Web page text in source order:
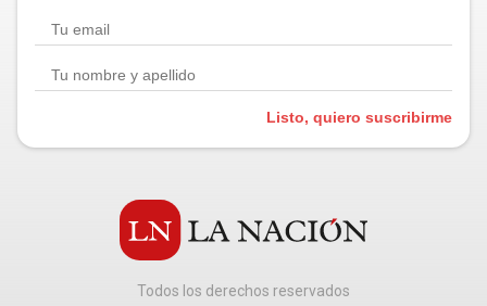
Listo, quiero suscribirme
Todos los derechos reservados